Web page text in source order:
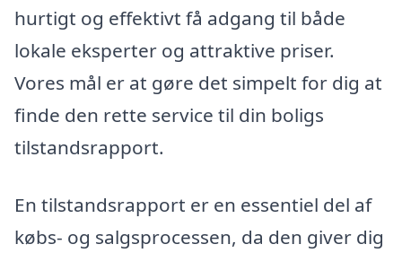
hurtigt og effektivt få adgang til både
lokale eksperter og attraktive priser.
Vores mål er at gøre det simpelt for dig at
finde den rette service til din boligs
tilstandsrapport.
En tilstandsrapport er en essentiel del af
købs- og salgsprocessen, da den giver dig